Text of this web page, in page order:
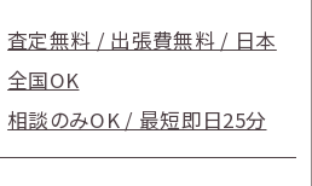
査定無料 / 出張費無料 / 日本
全国OK
相談のみOK / 最短即日25分